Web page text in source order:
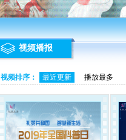
视频播报
视频排序： 最近更新 播放最多